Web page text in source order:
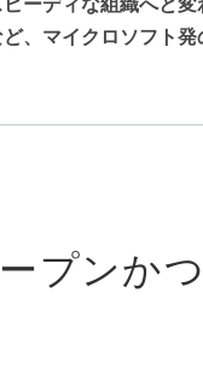
ーディな組織へと変
、マイクロソフト
プンか